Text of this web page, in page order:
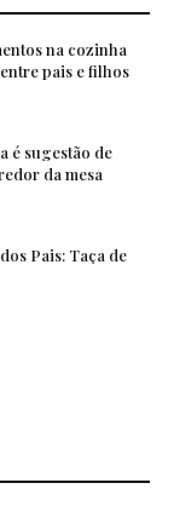
na cozinha
pais e filhos
é sugestão de
da mesa
Pais: Taça de